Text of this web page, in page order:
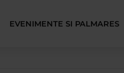
EVENIMENTE SI PALMARES